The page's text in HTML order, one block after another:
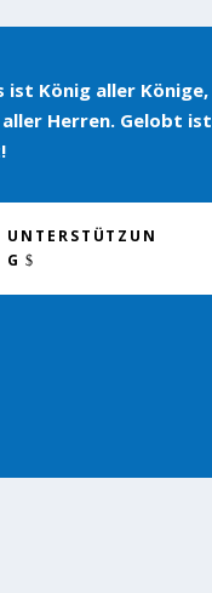
ist König aller Könige,
Herren. Gelobt ist
UNTERSTÜTZUN
G